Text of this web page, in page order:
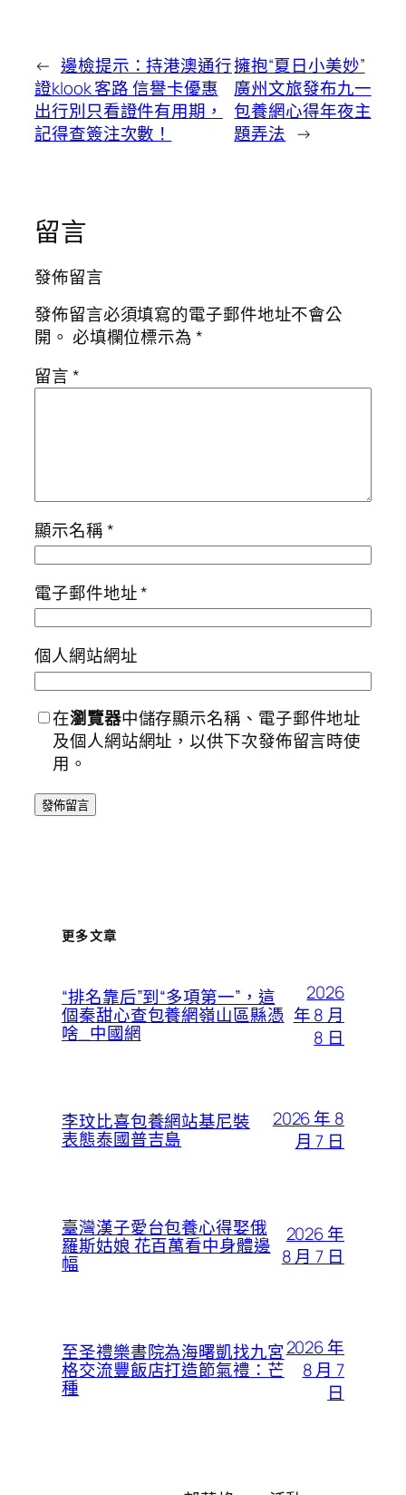
← 邊檢提示：持港澳通行
證klook 客路 信譽卡優惠
出行別只看證件有用期，
記得查簽注次數！
擁抱“夏日小美妙”
廣州文旅發布九一
包養網心得年夜主
題弄法 →
留言
發佈留言
發佈留言必須填寫的電子郵件地址不會公
開。 必填欄位標示為*
留言*
顯示名稱*
電子郵件地址*
個人網站網址
在瀏覽器中儲存顯示名稱、電子郵件地址
及個人網站網址，以供下次發佈留言時使
用。
更多文章
“排名靠后”到“多項第一”，這
個秦甜心查包養網嶺山區縣憑
啥_中國網
2026
年 8 月
8 日
李玟比喜包養網站基尼裝
表態泰國普吉島
2026 年 8
月 7 日
臺灣漢子愛台包養心得娶俄
羅斯姑娘 花百萬看中身體邊
幅
2026 年
8 月 7 日
至圣禮樂書院為海曙凱找九宮
格交流豐飯店打造節氣禮：芒
種
2026 年
8 月 7
日